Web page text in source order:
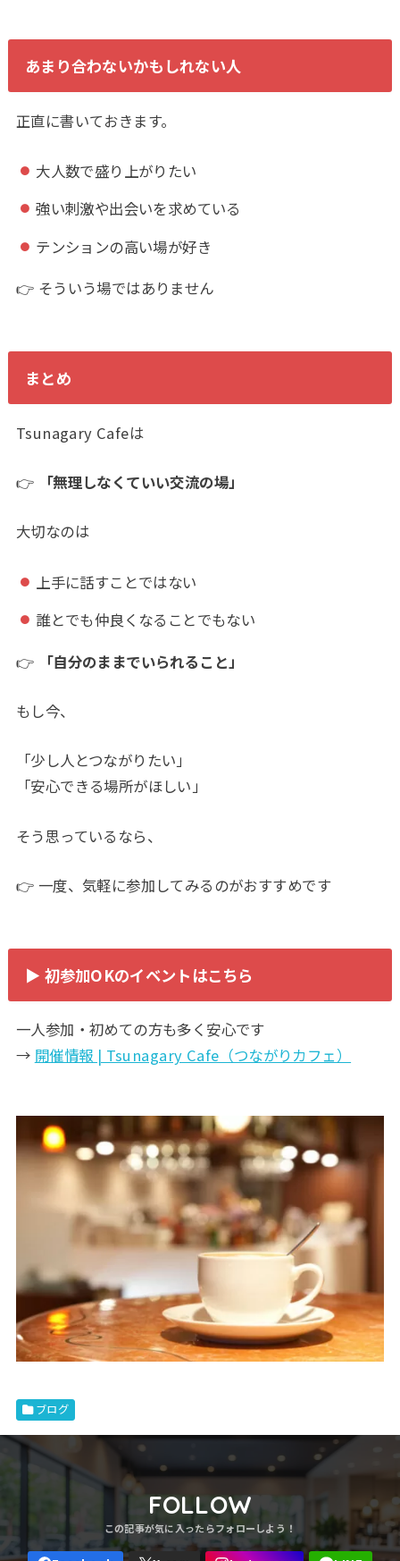
あまり合わないかもしれない人
正直に書いておきます。
大人数で盛り上がりたい
強い刺激や出会いを求めている
テンションの高い場が好き
👉 そういう場ではありません
まとめ
Tsunagary Cafeは
👉 「無理しなくていい交流の場」
大切なのは
上手に話すことではない
誰とでも仲良くなることでもない
👉
「自分のままでいられること」
もし今、
「少し人とつながりたい」
「安心できる場所がほしい」
そう思っているなら、
👉 一度、気軽に参加してみるのがおすすめです
▶ 初参加OKのイベントはこちら
一人参加・初めての方も多く安心です
→ 開催情報 | Tsunagary Cafe（つながりカフェ）
ブログ
FOLLOW